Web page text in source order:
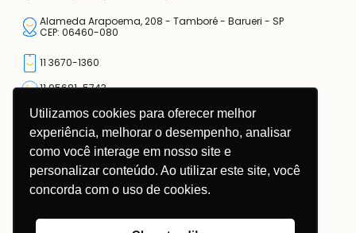
Utilizamos cookies para oferecer melhor
experiência, melhorar o desempenho, analisar
como você interage em nosso site e
personalizar conteúdo. Ao utilizar este site, você
concorda com o uso de cookies.
Alameda Arapoema, 208 - Tamboré - Barueri - SP
CEP: 06460-080
11 3670-1360
11 95681-5743
atendimento@somarcas.com.br
Mais do que Brindes, Presentes Corporativos!
SO MARCAS COMERCIAL LTDA.
CNPJ: 67.308.981/0001-00